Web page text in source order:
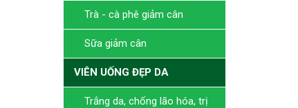
Trà - cà phê giảm cân
Sữa giảm cân
VIÊN UỐNG ĐẸP DA
Trắng da, chống lão hóa, trị